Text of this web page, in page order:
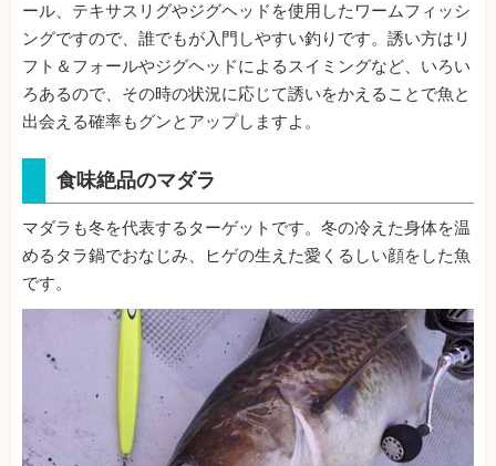
ール、テキサスリグやジグヘッドを使用したワームフィッシ
ングですので、誰でもが入門しやすい釣りです。誘い方はリ
フト＆フォールやジグヘッドによるスイミングなど、いろい
ろあるので、その時の状況に応じて誘いをかえることで魚と
出会える確率もグンとアップしますよ。
食味絶品のマダラ
マダラも冬を代表するターゲットです。冬の冷えた身体を温
めるタラ鍋でおなじみ、ヒゲの生えた愛くるしい顔をした魚
です。